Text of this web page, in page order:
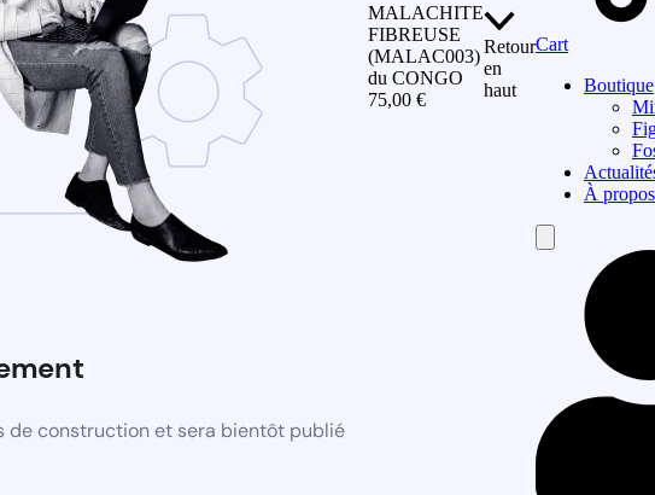
de construction et sera bientôt publié
MALACHITE
FIBREUSE
(MALAC003)
du CONGO
75,00 €
Retour
en
haut
Cart
Boutique
À propos
Toggle